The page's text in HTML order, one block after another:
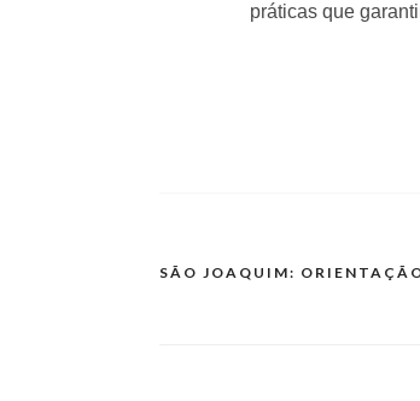
práticas que
SÃO JOAQUIM: